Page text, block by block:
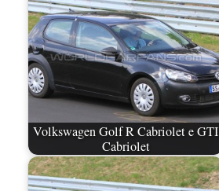
Volkswagen Golf R Cabriolet e GTI
Cabriolet